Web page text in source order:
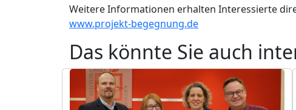
Weitere Informationen erhalten Interessierte
www.projekt-begegnung.de
Das könnte Sie auch